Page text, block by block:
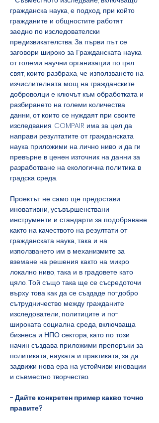
гражданска наука, е подход, при който
гражданите и общностите работят
заедно по изследователски
предизвикателства. За първи път се
заговори широко за Гражданската наука
от големи научни организации по цял
свят, които разбраха, че използването на
изчислителната мощ на гражданските
доброволци е ключът към обработката и
разбирането на големи количества
данни, от които се нуждаят при своите
изследвания. COMPAIR има за цел да
направи резултатите от гражданската
наука приложими на лично ниво и да ги
превърне в ценен източник на данни за
разработване на екологична политика в
градска среда.
Проектът не само ще предостави
иновативни, усъвършенствани
инструменти и стандарти за подобряване
както на качеството на резултати от
гражданската наука, така и на
използването им в механизмите за
вземане на решения както на микро
локално ниво, така и в градовете като
цяло. Той също така ще се съсредоточи
върху това как да се създаде по-добро
сътрудничество между гражданите
изследователи, политиците и по-
широката социална среда, включваща
бизнеса и НПО сектора, като по този
начин създава приложими препоръки за
политиката, науката и практиката, за да
задвижи нова ера на устойчиви иновации
и съвместно творчество.
- Дайте конкретен пример какво точно
правите?